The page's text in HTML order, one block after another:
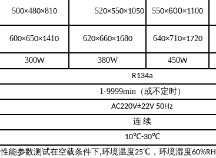
500×480×810 520×550×1050 550×600×1100
600×650×1410 620×660×1680 640×710×1720
300W 380W 450W
R134a
1-9999min（或不定时）
AC220V±22V 50Hz
连 续
10℃-30℃
性能参数测试在空载条件下 ,环境温度25℃ ，环境湿度60%RH